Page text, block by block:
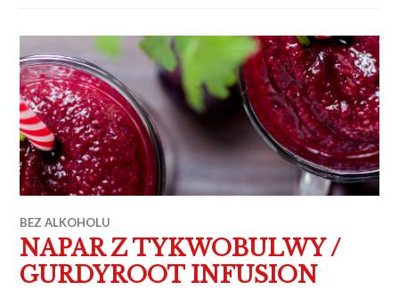
BEZ ALKOHOLU
NAPAR Z TYKWOBULWY /
GURDYROOT INFUSION